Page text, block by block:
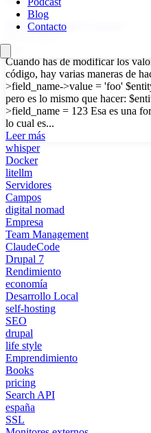
Blog
Contacto
Drupal 8 Drupal 9
Oct
Cuando has de modificar los
código, hay varias maneras de
>field_name->value = 'foo'
pero es lo mismo que hacer:
>field_name = 123 Esa es una
lo cual es...
Leer más
whisper
Docker
litellm
Servidores
Campos
digital nomad
Empresa
Team Management
ClaudeCode
Drupal 7
Rendimiento
economía
Desarrollo Local
self-hosting
SEO
drupal
life style
Emprendimiento
Books
pricing
Search API
españa
SSL